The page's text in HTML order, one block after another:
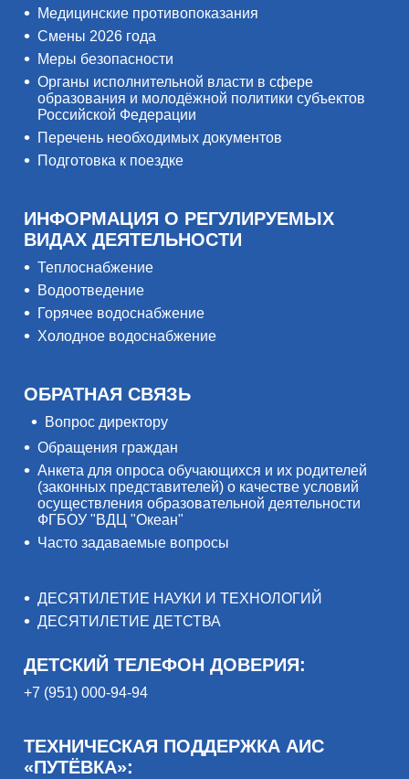
Медицинские противопоказания
Смены 2026 года
Меры безопасности
Органы исполнительной власти в сфере
образования и молодёжной политики субъектов
Российской Федерации
Перечень необходимых документов
Подготовка к поездке
ИНФОРМАЦИЯ О РЕГУЛИРУЕМЫХ
ВИДАХ ДЕЯТЕЛЬНОСТИ
Теплоснабжение
Водоотведение
Горячее водоснабжение
Холодное водоснабжение
ОБРАТНАЯ СВЯЗЬ
Вопрос директору
Обращения граждан
Анкета для опроса обучающихся и их родителей
(законных представителей) о качестве условий
осуществления образовательной деятельности
ФГБОУ "ВДЦ "Океан"
Часто задаваемые вопросы
ДЕСЯТИЛЕТИЕ НАУКИ И ТЕХНОЛОГИЙ
ДЕСЯТИЛЕТИЕ ДЕТСТВА
ДЕТСКИЙ ТЕЛЕФОН ДОВЕРИЯ:
+7 (951) 000-94-94
ТЕХНИЧЕСКАЯ ПОДДЕРЖКА АИС
«ПУТЁВКА»: